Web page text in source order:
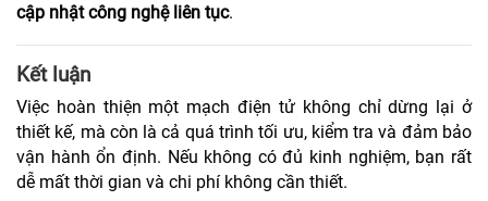
cập nhật công nghệ liên tục.
Kết luận
Việc hoàn thiện một mạch điện tử không chỉ dừng lại ở
thiết kế, mà còn là cả quá trình tối ưu, kiểm tra và đảm bảo
vận hành ổn định. Nếu không có đủ kinh nghiệm, bạn rất
dễ mất thời gian và chi phí không cần thiết.